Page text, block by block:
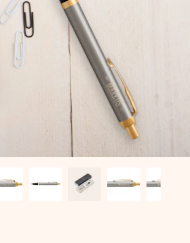
im Handumdrehen
in wenigen Schritten – mit
Foto oder einer Nachricht von
nur pure Liebe für den perfekten